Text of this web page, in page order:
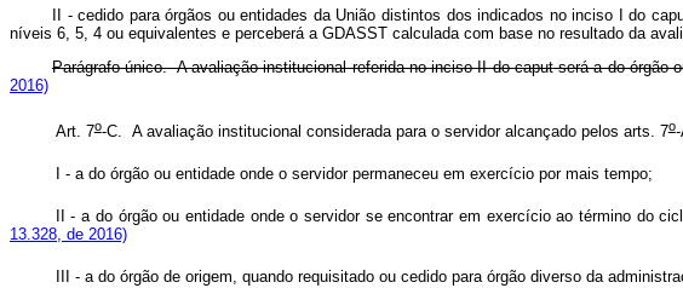
II - cedido para órgãos ou entidades da União distintos dos indicados no inciso I do
níveis 6, 5, 4 ou equivalentes e perceberá a GDASST calculada com base no
Parágrafo único. A avaliação institucional referida no inciso II docaputserá a do
2016)
Art. 7o-C. A avaliação institucional considerada para o servidor alcançado pelos arts. 7o
I - a do órgão ou entidade onde o servidor permaneceu em exercício por
II - a do órgão ou entidade onde o servidor se encontrar em exercício ao
13.328, de 2016)
III - a do órgão de origem, quando requisitado ou cedido para órgão diverso da